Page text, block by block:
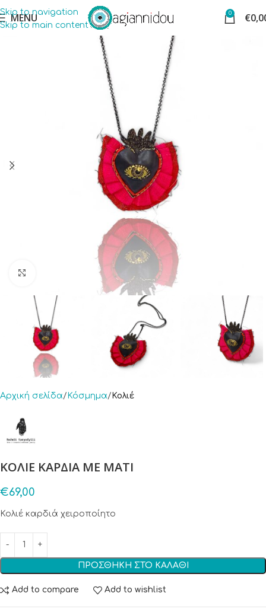
Skip to navigation
Skip to main content
MENU 0 €
Αρχική σελίδα Κόσμημα Κολιέ
ΚΟΛΙΕ ΚΑΡΔΙΑ ΜΕ ΜΑΤΙ
€69,00
Κολιέ καρδιά χειροποίητο
ΠΡΟΣΘΉΚΗ ΣΤΟ ΚΑΛΆΘΙ
Add to compare Add to wishlist